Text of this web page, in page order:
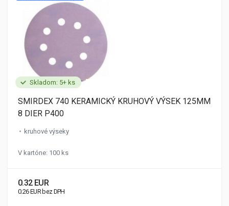
Skladom: 5+ ks
SMIRDEX 740 KERAMICKÝ KRUHOVÝ VÝSEK 125MM
8 DIER P400
kruhové výseky
V kartóne: 100 ks
0.32 EUR
0.26 EUR bez DPH